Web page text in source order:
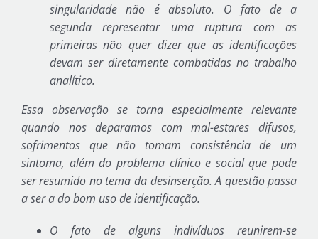
singularidade não é absoluto. O fato de a
segunda representar uma ruptura com as
primeiras não quer dizer que as identificações
devam ser diretamente combatidas no trabalho
analítico.
Essa observação se torna especialmente relevante
quando nos deparamos com mal-estares difusos,
sofrimentos que não tomam consistência de um
sintoma, além do problema clínico e social que pode
ser resumido no tema da desinserção. A questão passa
a ser a do bom uso de identificação.
O fato de alguns indivíduos reunirem-se